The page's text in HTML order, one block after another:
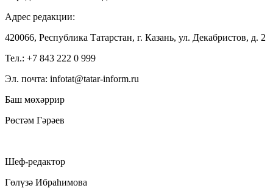
Адрес редакции:
420066, Республика Татарстан, г. Казань, ул. Декабристов, д. 2
Тел.: +7 843 222 0 999
Эл. почта: infotat@tatar-inform.ru
Баш мөхәррир
Рөстәм Гәрәев
Шеф-редактор
Гөлүзә Ибраһимова